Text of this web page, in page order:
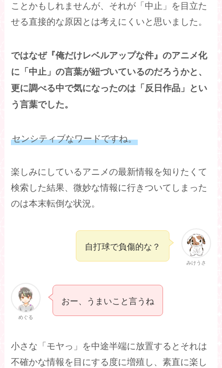
ことかもしれませんが、それが「中止」を目立た
せる直接的な原因とは考えにくいと思いました。
ではなぜ『俺だけレベルアップな件』のアニメ化
に「中止」の言葉が紐づいているのだろうかと、
更に調べる中で気になったのは「反日作品」とい
う言葉でした。
センシティブなワードですね。
楽しみにしているアニメの最新情報を知りたくて
検索した結果、微妙な情報に行きついてしまった
のは本末転倒な状況。
みけうさ
自打球で負傷的な？
めぐる
おー、うまいこと言うね
小さな「モヤっ」を中途半端に放置するとそれは
不確かな情報を目にする度に増殖し、素直に楽し